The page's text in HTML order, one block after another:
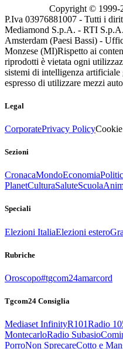
Copyright © 1999-
P.Iva 03976881007 - Tutti i
Mediamond S.p.A. - RTI
Amsterdam (Paesi Bassi) -
Monzese (MI)Rispetto ai
riprodotti è vietata ogni
sistemi di intelligenza
espresso di utilizzare mezzi
Legal
CorporatePrivacy Policy
Sezioni
CronacaMondoEconomia
PlanetCulturaSaluteScuola
Speciali
Elezioni ItaliaElezioni estero
Rubriche
Oroscopo#tgcom24amarcord
Tgcom24 Consiglia
Mediaset InfinityR101Radio
MontecarloRadio Subasio
PorroNon SprecareCotto e